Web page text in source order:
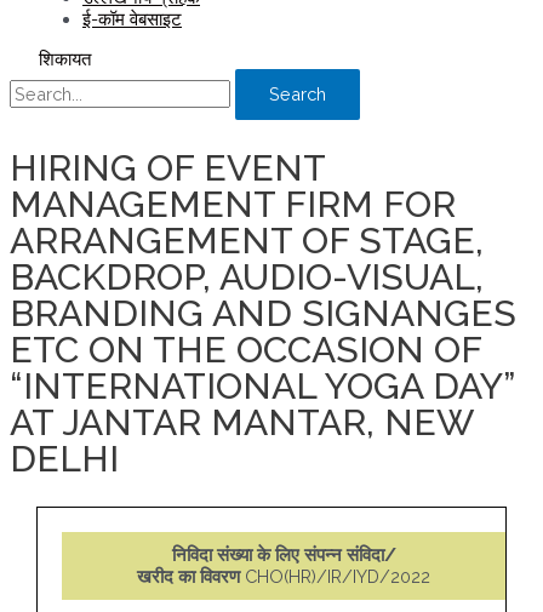
ई-कॉम वेबसाइट
शिकायत
Search
HIRING OF EVENT
MANAGEMENT FIRM FOR
ARRANGEMENT OF STAGE,
BACKDROP, AUDIO-VISUAL,
BRANDING AND SIGNANGES
ETC ON THE OCCASION OF
“INTERNATIONAL YOGA DAY”
AT JANTAR MANTAR, NEW
DELHI
निविदा संख्या के लिए संपन्न संविदा/
खरीद का विवरण CHO(HR)/IR/IYD/2022